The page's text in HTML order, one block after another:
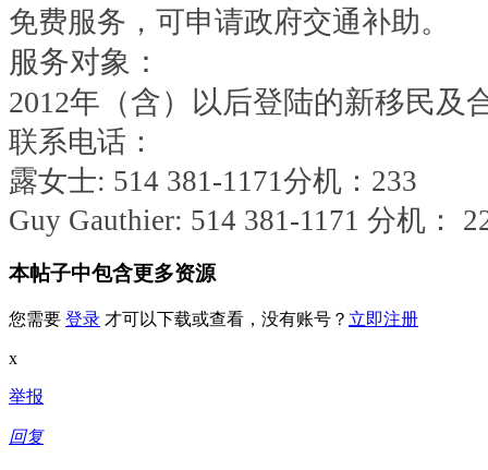
免费服务，可申请政府交通补助。
服务对象：
2012年（含）以后登陆的新移民及
联系电话：
露女士: 514 381-1171分机：233
Guy Gauthier: 514 381-1171 分机：
本帖子中包含更多资源
您需要 登录 才可以下载或查看，没有账号？ 立即注册
x
举报
回复